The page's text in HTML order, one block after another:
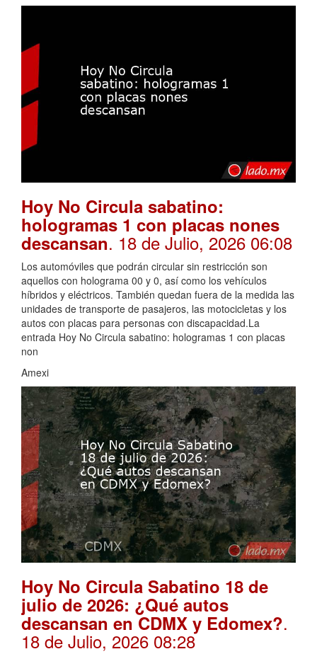
Hoy No Circula sabatino:
hologramas 1 con placas nones
descansan. 18 de Julio, 2026 06:08
Los automóviles que podrán circular sin restricción son
aquellos con holograma 00 y 0, así como los vehículos
híbridos y eléctricos. También quedan fuera de la medida las
unidades de transporte de pasajeros, las motocicletas y los
autos con placas para personas con discapacidad.La
entrada Hoy No Circula sabatino: hologramas 1 con placas
non
Amexi
Hoy No Circula Sabatino 18 de
julio de 2026: ¿Qué autos
descansan en CDMX y Edomex?.
18 de Julio, 2026 08:28